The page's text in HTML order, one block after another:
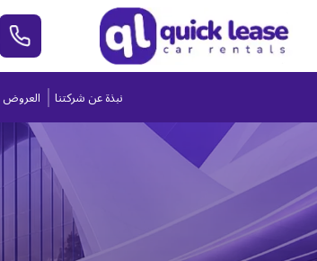
نبذة عن شركتنا العروض